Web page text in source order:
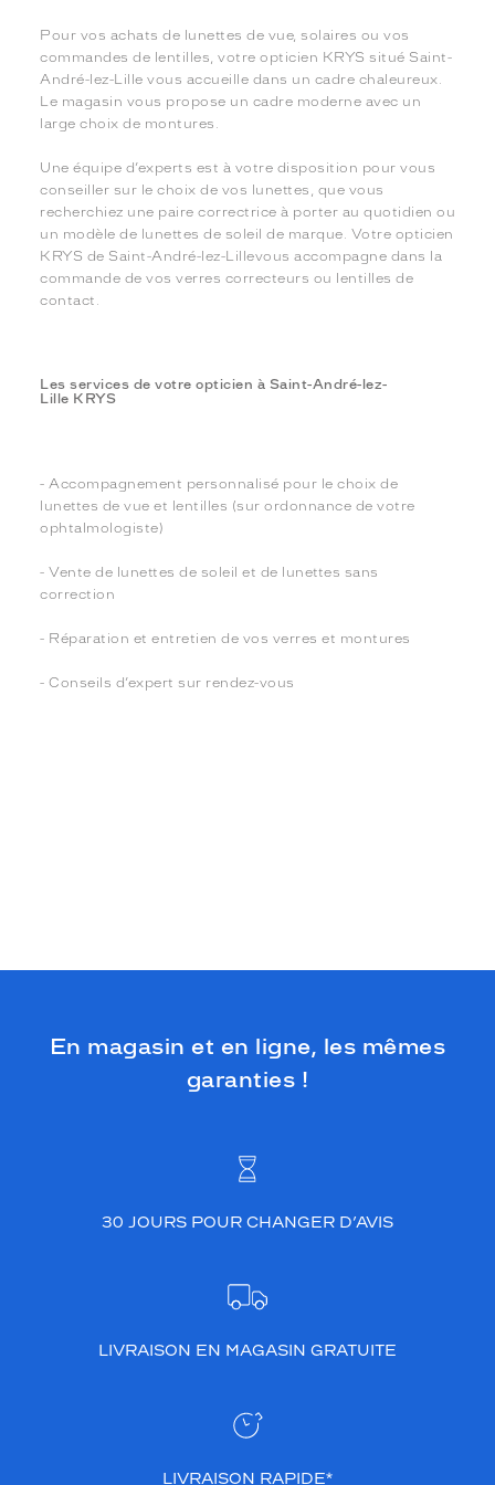
Pour vos achats de lunettes de vue, solaires ou vos
commandes de lentilles, votre opticien KRYS situé Saint-
André-lez-Lille vous accueille dans un cadre chaleureux.
Le magasin vous propose un cadre moderne avec un
large choix de montures.
Une équipe d’experts est à votre disposition pour vous
conseiller sur le choix de vos lunettes, que vous
recherchiez une paire correctrice à porter au quotidien ou
un modèle de lunettes de soleil de marque. Votre opticien
KRYS de Saint-André-lez-Lillevous accompagne dans la
commande de vos verres correcteurs ou lentilles de
contact.
Les services de votre opticien à Saint-André-lez-
Lille KRYS
- Accompagnement personnalisé pour le choix de
lunettes de vue et lentilles (sur ordonnance de votre
ophtalmologiste)
- Vente de lunettes de soleil et de lunettes sans
correction
- Réparation et entretien de vos verres et montures
- Conseils d’expert sur rendez-vous
En magasin et en ligne, les mêmes
garanties !
30 JOURS POUR CHANGER D’AVIS
LIVRAISON EN MAGASIN GRATUITE
LIVRAISON RAPIDE*